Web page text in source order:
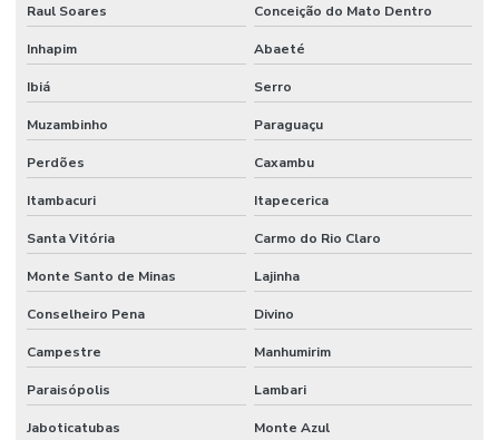
Mão de obra facilities
Mão de obra de limpeza terceirizada
Mão de obra técnica terceirizada
Mão de obra temporária e terceirização
Mão de obra terceirizada
Melhorias Em Sistemas Elétricos
Monitoramento De Condições Operacionais
Orçamento manutenção industrial
Orçamento de manutenção preventiva
Raul Soares Conceição do Mato Dentro
Inhapim Abaeté
Ibiá Serro
Muzambinho Paraguaçu
Perdões Caxambu
Itambacuri Itapecerica
Santa Vitória Carmo do Rio Claro
Monte Santo de Minas Lajinha
Conselheiro Pena Divino
Campestre Manhumirim
Paraisópolis Lambari
Jaboticatubas Monte Azul